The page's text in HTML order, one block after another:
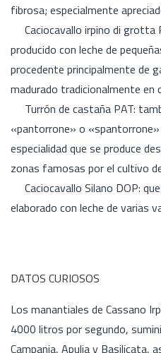
fibrosa; especialmente
Caciocavallo irpino di grotta
producido con leche de
procedente principalmente de
madurado tradicionalmente en
Turrón de castaña PAT:
«pantorrone» o
especialidad que se produce
zonas famosas por el cultivo
Caciocavallo Silano DOP:
elaborado con leche de varias
DATOS CURIOSOS
Los manantiales de Cassano
4000 litros por segundo,
Campania, Apulia y Basilicata,